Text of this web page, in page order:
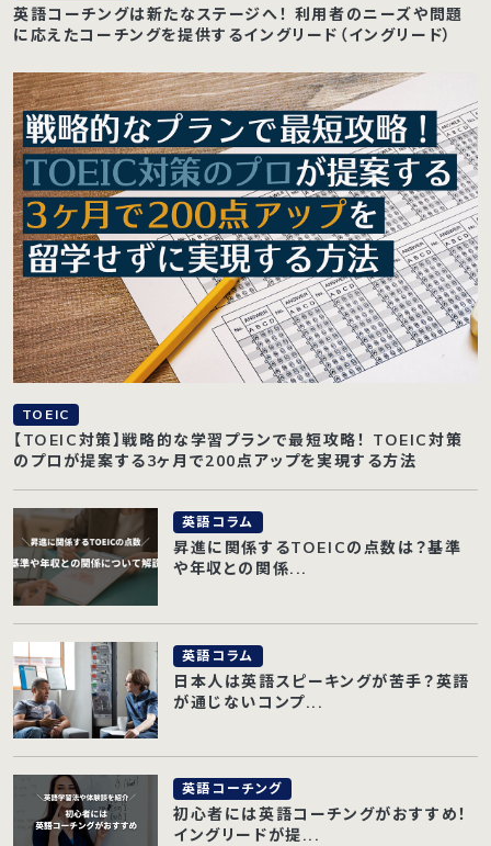
英語コーチングは新たなステージへ！ 利用者のニーズや問題
に応えたコーチングを提供するイングリード（イングリード）
TOEIC
【TOEIC対策】戦略的な学習プランで最短攻略！ TOEIC対策
のプロが提案する3ヶ月で200点アップを実現する方法
英語コラム
昇進に関係するTOEICの点数は？基準
や年収との関係...
英語コラム
日本人は英語スピーキングが苦手？英語
が通じないコンプ...
英語コーチング
初心者には英語コーチングがおすすめ！
イングリードが提...